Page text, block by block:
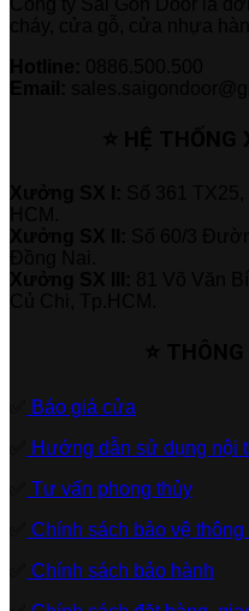
Báo giá cửa
Hướng dẫn sử dụng nội
Tư vấn phong thủy
Chính sách bảo vệ
Chính sách bảo hành